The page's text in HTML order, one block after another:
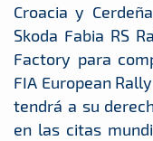
Croacia y
Skoda Fabia RS
Factory para
FIA European
tendrá a su
en las citas